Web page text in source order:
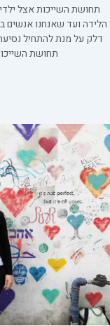
תחושת השייכות אצל
הלידה ועד שאנחנו אנשים
דלק על מנת להתחיל
תחושת